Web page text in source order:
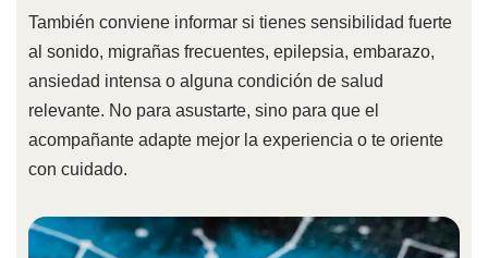
También conviene informar si tienes sensibilidad fuerte
al sonido, migrañas frecuentes, epilepsia, embarazo,
ansiedad intensa o alguna condición de salud
relevante. No para asustarte, sino para que el
acompañante adapte mejor la experiencia o te oriente
con cuidado.